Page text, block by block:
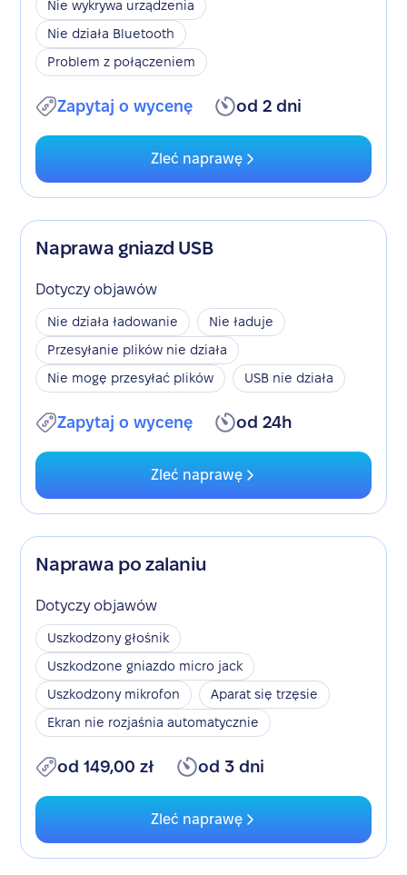
Nie wykrywa urządzenia
Nie działa Bluetooth
Problem z połączeniem
Zapytaj o wycenę od 2 dni
Zleć naprawę
Naprawa gniazd USB
Dotyczy objawów
Nie działa ładowanie
Nie ładuje
Przesyłanie plików nie działa
Nie mogę przesyłać plików
USB nie działa
Zapytaj o wycenę od 24h
Zleć naprawę
Naprawa po zalaniu
Dotyczy objawów
Uszkodzony głośnik
Uszkodzone gniazdo micro jack
Uszkodzony mikrofon
Aparat się trzęsie
Ekran nie rozjaśnia automatycznie
od 149,00 zł od 3 dni
Zleć naprawę